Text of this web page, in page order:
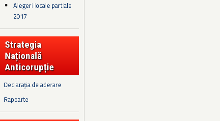
Alegeri locale partiale
2017
Strategia
Națională
Anticorupție
Declarația de aderare
Rapoarte